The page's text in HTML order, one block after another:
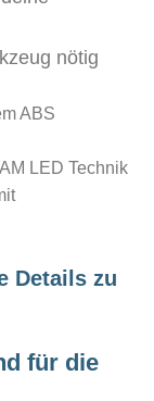
nötig
ABS
LED Technik
Details zu
für die